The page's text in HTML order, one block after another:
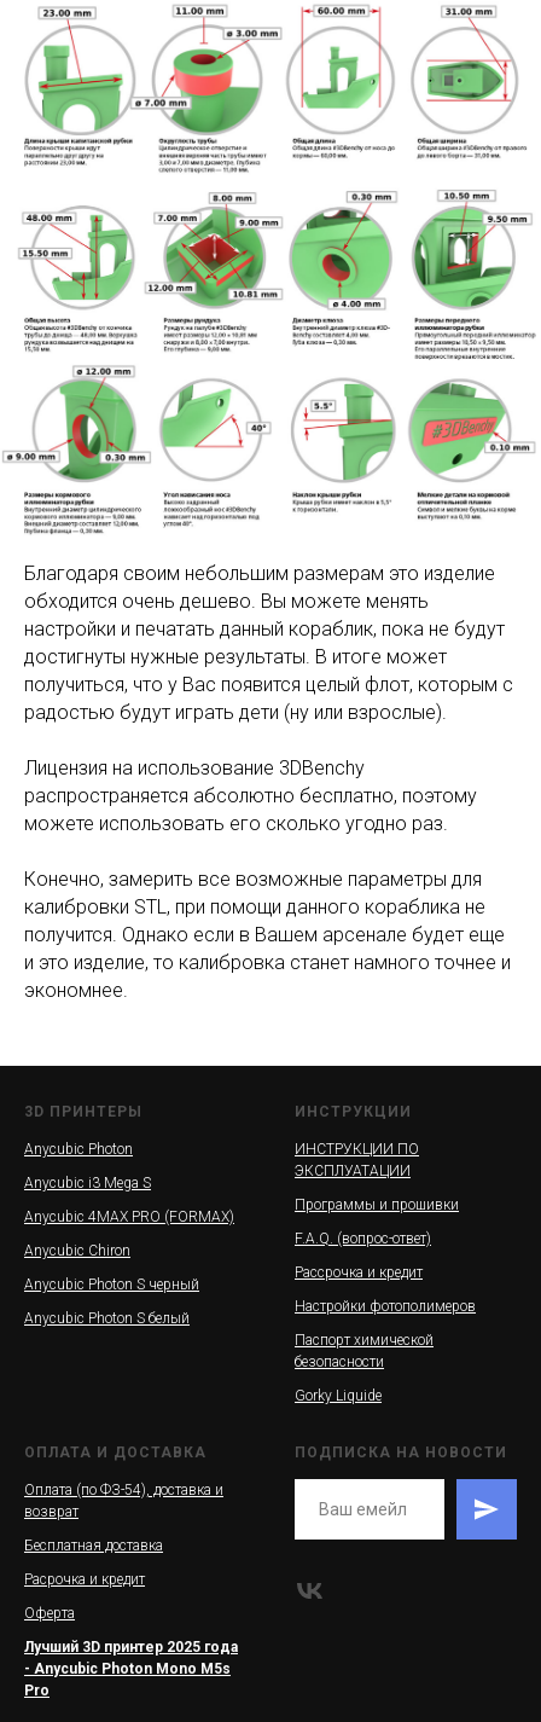
Благодаря своим небольшим размерам это изделие
обходится очень дешево. Вы можете менять
настройки и печатать данный кораблик, пока не будут
достигнуты нужные результаты. В итоге может
получиться, что у Вас появится целый флот, которым с
радостью будут играть дети (ну или взрослые).
Лицензия на использование 3DBenchy
распространяется абсолютно бесплатно, поэтому
можете использовать его сколько угодно раз.
Конечно, замерить все возможные параметры для
калибровки STL, при помощи данного кораблика не
получится. Однако если в Вашем арсенале будет еще
и это изделие, то калибровка станет намного точнее и
экономнее.
3D ПРИНТЕРЫ
Anycubic Photon
Anycubic i3 Mega S
Anycubic 4MAX PRO (FORMAX)
Anycubic Chiron
Anycubic Photon S черный
Anycubic Photon S белый
ИНСТРУКЦИИ
ИНСТРУКЦИИ ПО
ЭКСПЛУАТАЦИИ
Программы и прошивки
F.A.Q. (вопрос-ответ)
Рассрочка и кредит
Настройки фотополимеров
Паспорт химической
безопасности
Gorky Liquide
ОПЛАТА И ДОСТАВКА
Оплата (по ФЗ-54), доставка и
возврат
Бесплатная доставка
Расрочка и кредит
Оферта
Лучший 3D принтер 2025 года
- Anycubic Photon Mono M5s
Pro
ПОДПИСКА НА НОВОСТИ